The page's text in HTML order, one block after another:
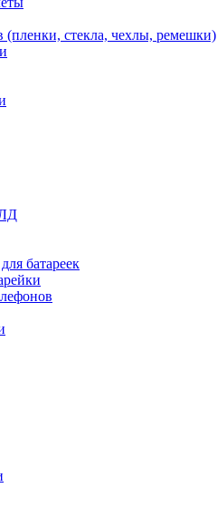
(пленки, стекла, чехлы, ремешки)
батареек